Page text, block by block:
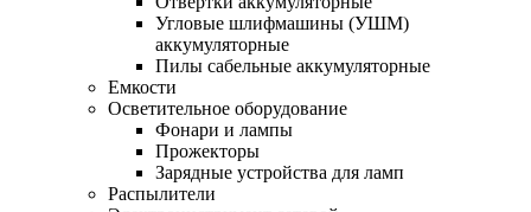
Угловые шлифмашины (УШМ)
аккумуляторные
Пилы сабельные аккумуляторные
Емкости
Осветительное оборудование
Фонари и лампы
Прожекторы
Зарядные устройства для ламп
Распылители